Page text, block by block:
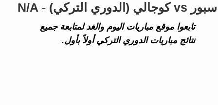
سبور vs كوجالي (الدوري التركي) - N/A
تابعوا موقع مباريات اليوم والغد لمتابعة جميع
نتائج مباريات الدوري التركي أولاً بأول.